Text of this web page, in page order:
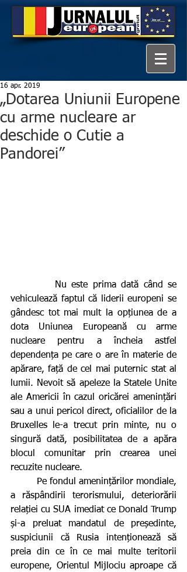
„Dotarea Uniunii Europene
cu arme nucleare ar
deschide o Cutie a
Pandorei”
16 apr. 2019
vehiculează faptul că liderii europeni se
gândesc tot mai mult la opțiunea de a
dota Uniunea Europeană cu arme
nucleare pentru a încheia astfel
dependența pe care o are în materie de
apărare, față de cel mai puternic stat al
lumii. Nevoit să apeleze la Statele Unite
ale Americii în cazul oricărei amenințări
sau a unui pericol direct, oficialilor de la
Bruxelles le-a trecut prin minte, nu o
singură dată, posibilitatea de a apăra
blocul comunitar prin crearea unei
recuzite nucleare.
a răspândirii terorismului, deteriorării
relației cu SUA imediat ce Donald Trump
și-a preluat mandatul de președinte,
suspiciunii că Rusia intenționează să
preia din ce în ce mai multe teritorii
europene, Orientul Mijlociu aproape că